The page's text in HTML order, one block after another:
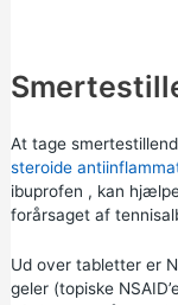
At tage
steroide
ibuprofen , kan
forårsaget af
Ud over tabletter er
geler (topiske